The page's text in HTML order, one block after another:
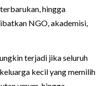
hingga
NGO, akademisi,
terjadi jika seluruh
kecil yang memilih